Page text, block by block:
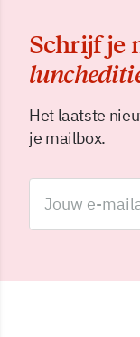
Schrijf je
Het laatste
je mailbox.